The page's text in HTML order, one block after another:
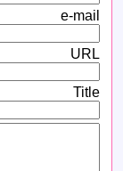
e-mail
URL
Title